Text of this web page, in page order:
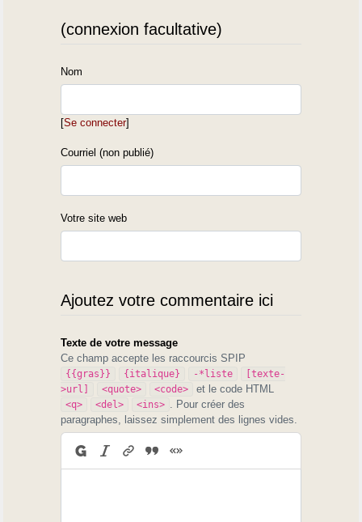
(connexion facultative)
Nom
[Se connecter]
Courriel (non publié)
Votre site web
Ajoutez votre commentaire ici
Texte de votre message
Ce champ accepte les raccourcis SPIP
{{gras}} {italique} -*liste
[texte-
>url]
<quote> <code> et le code HTML
<q> <del> <ins> . Pour créer des
paragraphes, laissez simplement des lignes vides.